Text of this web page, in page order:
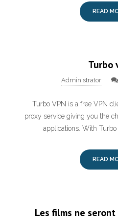
READ
Turbo
Administrator
Turbo VPN is a free VPN
proxy service giving you the
applications. With
READ
Les films ne